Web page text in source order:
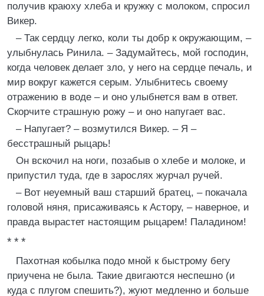
получив краюху хлеба и кружку с молоком, спросил
Викер.
– Так сердцу легко, коли ты добр к окружающим, –
улыбнулась Ринила. – Задумайтесь, мой господин,
когда человек делает зло, у него на сердце печаль, и
мир вокруг кажется серым. Улыбнитесь своему
отражению в воде – и оно улыбнется вам в ответ.
Скорчите страшную рожу – и оно напугает вас.
– Напугает? – возмутился Викер. – Я –
бесстрашный рыцарь!
Он вскочил на ноги, позабыв о хлебе и молоке, и
припустил туда, где в зарослях журчал ручей.
– Вот неуемный ваш старший братец, – покачала
головой няня, присаживаясь к Астору, – наверное, и
правда вырастет настоящим рыцарем! Паладином!
* * *
Пахотная кобылка подо мной к быстрому бегу
приучена не была. Такие двигаются неспешно (и
куда с плугом спешить?), жуют медленно и больше